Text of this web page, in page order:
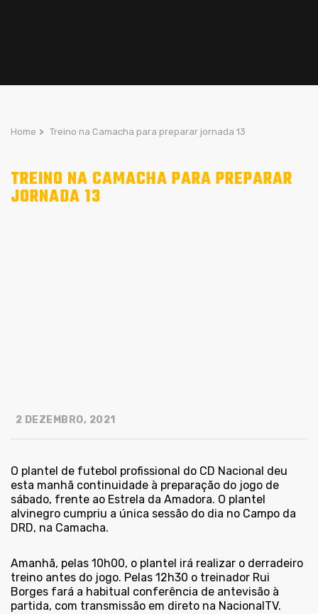
Home > Treino na Camacha para preparar jornada 13
TREINO NA CAMACHA PARA PREPARAR
JORNADA 13
2 DEZEMBRO, 2021
O plantel de futebol profissional do CD Nacional deu
esta manhã continuidade à preparação do jogo de
sábado, frente ao Estrela da Amadora. O plantel
alvinegro cumpriu a única sessão do dia no Campo da
DRD, na Camacha.
Amanhã, pelas 10h00, o plantel irá realizar o derradeiro
treino antes do jogo. Pelas 12h30 o treinador Rui
Borges fará a habitual conferência de antevisão à
partida, com transmissão em direto na NacionalTV.